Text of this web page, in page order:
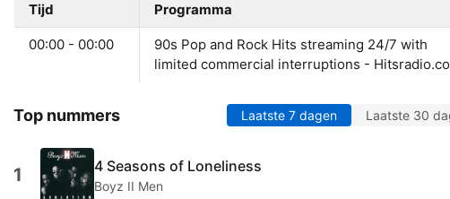
Tijd Programma
00:00 - 00:00
90s Pop and Rock Hits streaming 24/7 with
limited commercial interruptions -
Top nummers Laatste 7 dagen Laatste 30
1 4 Seasons of Loneliness
Boyz II Men